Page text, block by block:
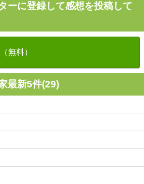
ーに登録して感想を投稿して
無料）
最新5件(29)